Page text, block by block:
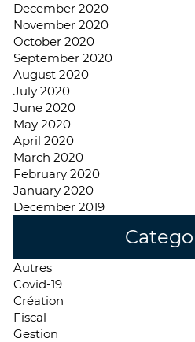
December 2020
November 2020
October 2020
September 2020
August 2020
July 2020
June 2020
May 2020
April 2020
March 2020
February 2020
January 2020
December 2019
Autres
Covid-19
Création
Fiscal
Gestion